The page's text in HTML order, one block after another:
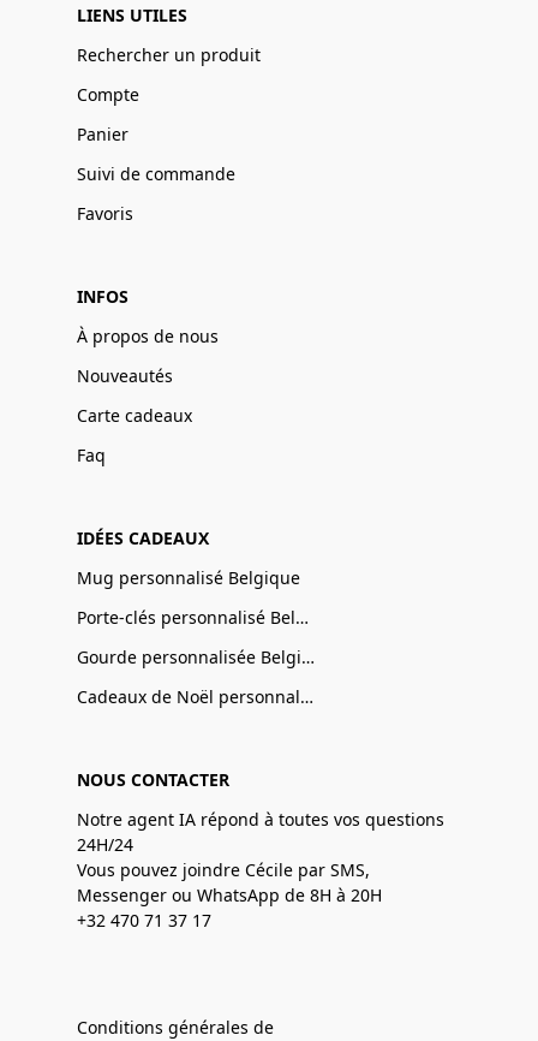
LIENS UTILES
Rechercher un produit
Compte
Panier
Suivi de commande
Favoris
INFOS
À propos de nous
Nouveautés
Carte cadeaux
Faq
IDÉES CADEAUX
Mug personnalisé Belgique
Porte-clés personnalisé Belgique
Gourde personnalisée Belgique
Cadeaux de Noël personnalisé Belgique
NOUS CONTACTER
Notre agent IA répond à toutes vos questions
24H/24
Vous pouvez joindre Cécile par SMS,
Messenger ou WhatsApp de 8H à 20H
+32 470 71 37 17
Conditions générales de